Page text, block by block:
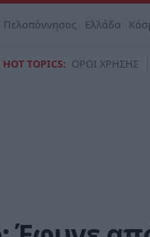
Πελοπόννησος Ελλάδα
HOT TOPICS: ΟΡΟΙ ΧΡΗΣΗΣ